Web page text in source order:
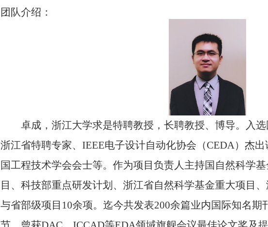
团队介绍：
卓成，浙江大学求是特聘教授，长聘教授、博导。入选
浙江省特聘专家、 IEEE电子设计自动化协会（CEDA）杰
国工程技术学会会士等。作为项目负责人主持国自然科学
目、科技部重点研发计划、浙江省自然科学基金重大项目
与省部级项目 10余项。迄今共发表200余篇业内国际知名期